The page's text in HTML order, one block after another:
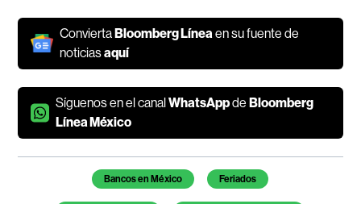
ConviertaBloomberg Línea en su fuente de
noticiasaquí
Síguenos en el canalWhatsAppdeBloomberg
Línea México
Temas de este artículo
Bancos en México Feriados